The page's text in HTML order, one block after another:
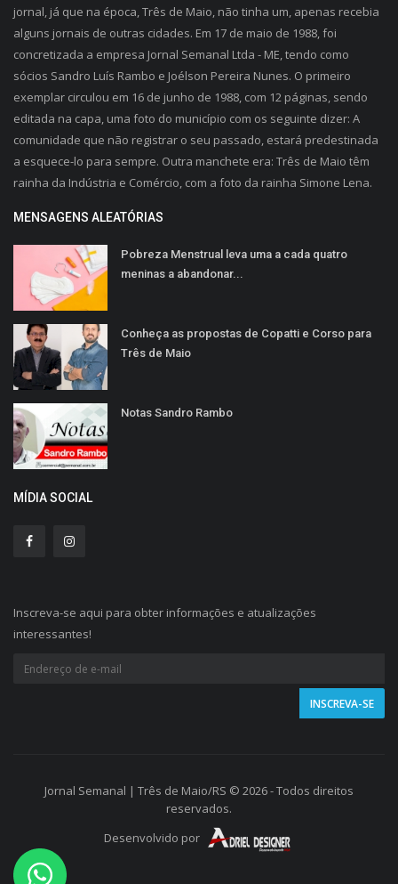
jornal, já que na época, Três de Maio, não tinha um, apenas recebia
alguns jornais de outras cidades. Em 17 de maio de 1988, foi
concretizada a empresa Jornal Semanal Ltda - ME, tendo como
sócios Sandro Luís Rambo e Joélson Pereira Nunes. O primeiro
exemplar circulou em 16 de junho de 1988, com 12 páginas, sendo
editada na capa, uma foto do município com os seguinte dizer: A
comunidade que não registrar o seu passado, estará predestinada
a esquece-lo para sempre. Outra manchete era: Três de Maio têm
rainha da Indústria e Comércio, com a foto da rainha Simone Lena.
MENSAGENS ALEATÓRIAS
Pobreza Menstrual leva uma a cada quatro
meninas a abandonar...
Conheça as propostas de Copatti e Corso para
Três de Maio
Notas Sandro Rambo
MÍDIA SOCIAL
Inscreva-se aqui para obter informações e atualizações
interessantes!
Jornal Semanal | Três de Maio/RS © 2026 - Todos direitos
reservados.
Desenvolvido por